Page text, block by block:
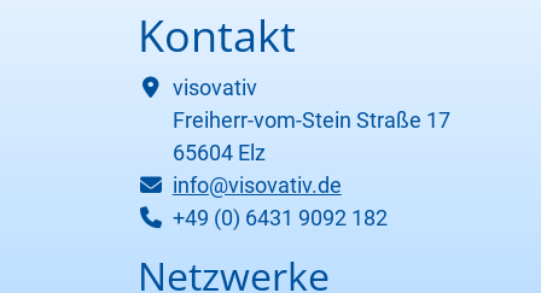
Kontakt
visovativ
Freiherr-vom-Stein Straße 17
65604 Elz
info@visovativ.de
+49 (0) 6431 9092 182
Netzwerke